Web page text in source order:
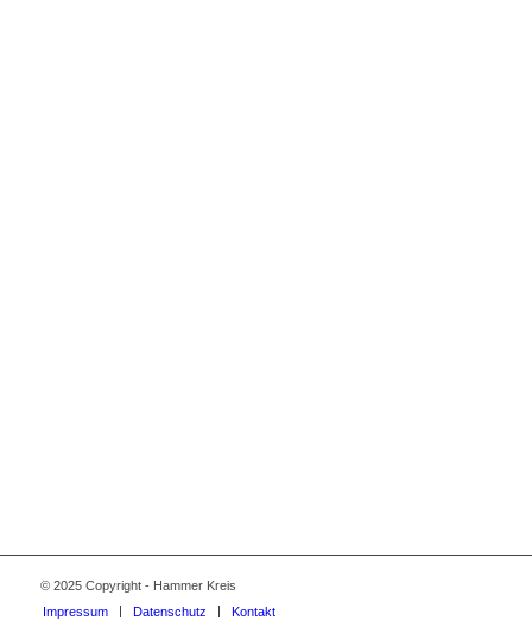
© 2025 Copyright - Hammer Kreis
Impressum
Datenschutz Kontakt